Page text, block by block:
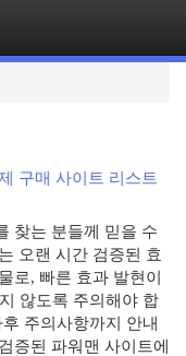
구매 사이트 리스트
찾는 분들께 믿을 수
오랜 시간 검증된 효
로, 빠른 효과 발현이
않도록 주의해야 합
주의사항까지 안내
증된 파워맨 사이트에